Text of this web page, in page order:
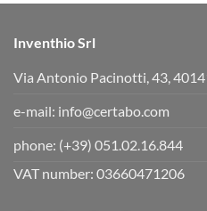
Inventhio Srl
Via Antonio Pacinotti, 43,
e-mail: info@certabo.com
phone: (+39) 051.02.16.844
VAT number: 03660471206